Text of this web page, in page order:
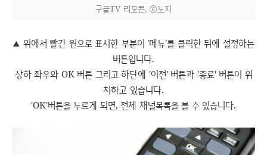
구글TV 리모콘, ⓒ노지
▲ 위에서 빨간 원으로 표시한 부분이 '메뉴'를 클릭한 뒤에 설정하는
버튼입니다.
상하 좌우와 OK 버튼 그리고 하단에 '이전' 버튼과 '종료' 버튼이 위
치하고 있습니다.
'OK'버튼을 누르게 되면, 전체 채널목록을 볼 수 있습니다.